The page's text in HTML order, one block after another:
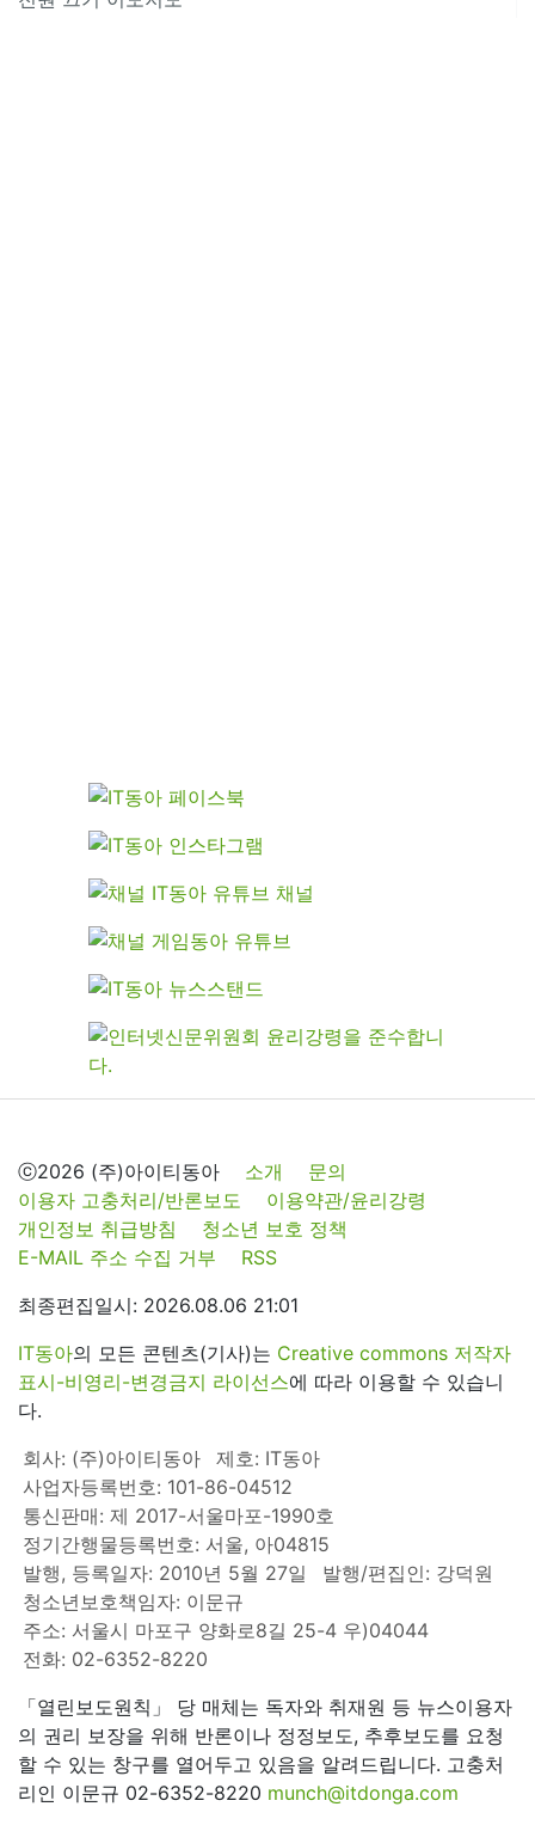
ⓒ2026 (주)아이티동아 소개
문의
이용자 고충처리/반론보도
이용약관/윤리강령
개인정보 취급방침
청소년 보호 정책
E-MAIL 주소 수집 거부
RSS
최종편집일시: 2026.08.06 21:01
IT동아의 모든 콘텐츠(기사)는 Creative commons 저작자
표시-비영리-변경금지 라이선스에 따라 이용할 수 있습니
다.
회사: (주)아이티동아
제호: IT동아
사업자등록번호: 101-86-04512
통신판매: 제 2017-서울마포-1990호
정기간행물등록번호: 서울, 아04815
발행, 등록일자: 2010년 5월 27일
발행/편집인: 강덕원
청소년보호책임자: 이문규
주소: 서울시 마포구 양화로8길 25-4 우)04044
전화: 02-6352-8220
「열린보도원칙」 당 매체는 독자와 취재원 등 뉴스이용자
의 권리 보장을 위해 반론이나 정정보도, 추후보도를 요청
할 수 있는 창구를 열어두고 있음을 알려드립니다. 고충처
리인 이문규 02-6352-8220 munch@itdonga.com